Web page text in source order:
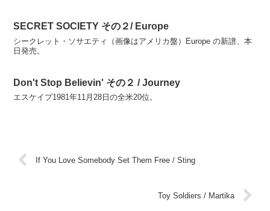
SECRET SOCIETY その２/ Europe
シークレット・ソサエティ（画像はアメリカ盤）Europe の新譜、本
日発売。
Don't Stop Believin' その２ / Journey
エスケイプ1981年11月28日の全米20位。
If You Love Somebody Set Them Free / Sting
Toy Soldiers / Martika